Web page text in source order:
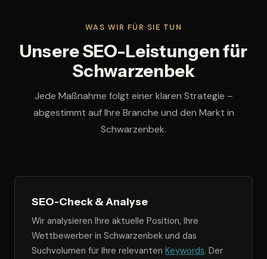
WAS WIR FÜR SIE TUN
Unsere SEO-Leistungen für
Schwarzenbek
Jede Maßnahme folgt einer klaren Strategie –
abgestimmt auf Ihre Branche und den Markt in
Schwarzenbek.
SEO-Check & Analyse
Wir analysieren Ihre aktuelle Position, Ihre
Wettbewerber in Schwarzenbek und das
Suchvolumen für Ihre relevanten Keywords. Der